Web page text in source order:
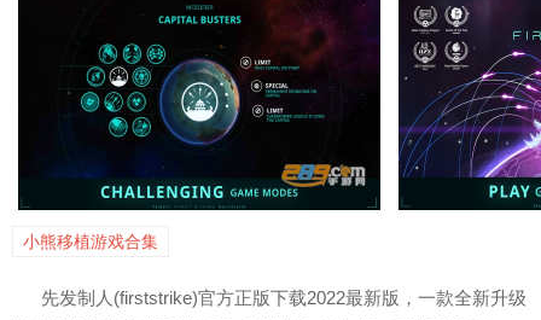
小熊移植游戏合集
先发制人(firststrike)官方正版下载2022最新版，一款全新升级